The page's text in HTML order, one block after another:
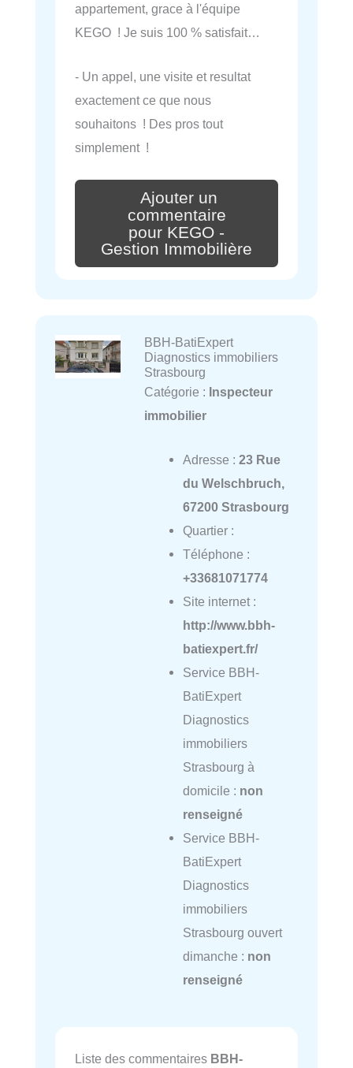
appartement, grace à l'équipe
KEGO ! Je suis 100 % satisfait…
- Un appel, une visite et resultat
exactement ce que nous
souhaitons ! Des pros tout
simplement !
Ajouter un
commentaire
pour KEGO -
Gestion Immobilière
BBH-BatiExpert
Diagnostics immobiliers
Strasbourg
Catégorie : Inspecteur
immobilier
Adresse : 23 Rue
du Welschbruch,
67200 Strasbourg
Quartier :
Téléphone :
+33681071774
Site internet :
http://www.bbh-
batiexpert.fr/
Service BBH-
BatiExpert
Diagnostics
immobiliers
Strasbourg à
domicile : non
renseigné
Service BBH-
BatiExpert
Diagnostics
immobiliers
Strasbourg ouvert
dimanche : non
renseigné
Liste des commentaires BBH-